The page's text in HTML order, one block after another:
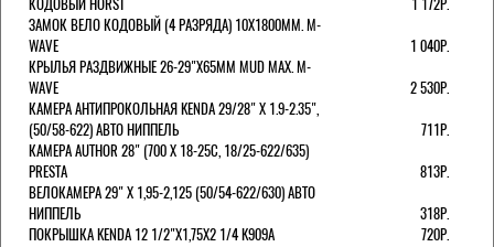
ЗАМОК ВЕЛО КОДОВЫЙ (4 РАЗРЯДА) 10Х1800ММ. M-
WAVE
1 040Р.
КРЫЛЬЯ РАЗДВИЖНЫЕ 26-29"Х65ММ MUD MAX. M-
WAVE
2 530Р.
КАМЕРА АНТИПРОКОЛЬНАЯ KENDA 29/28" Х 1.9-2.35",
(50/58-622) АВТО НИППЕЛЬ
711Р.
КАМЕРА AUTHOR 28" (700 Х 18-25С, 18/25-622/635)
PRESTA
813Р.
ВЕЛОКАМЕРА 29" X 1,95-2,125 (50/54-622/630) АВТО
НИППЕЛЬ
318Р.
ПОКРЫШКА KENDA 12 1/2"Х1,75X2 1/4 K909A
720Р.